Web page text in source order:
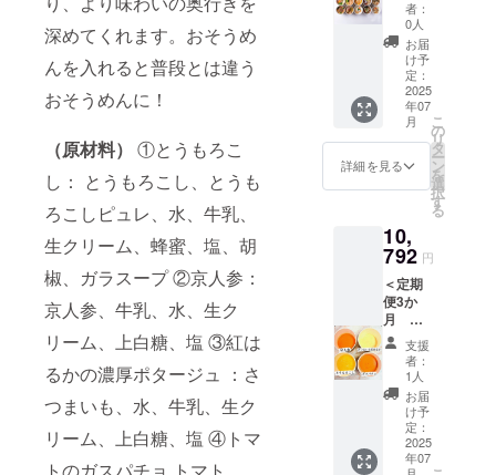
深めてくれます。おそうめ
んを入れると普段とは違う
おそうめんに！
（原材料） ①とうもろこ
し： とうもろこし、とうも
ろこしピュレ、水、牛乳、
生クリーム、蜂蜜、塩、胡
椒、ガラスープ ②京人参：
京人参、牛乳、水、生ク
リーム、上白糖、塩 ③紅は
るかの濃厚ポタージュ ：さ
つまいも、水、牛乳、生ク
リーム、上白糖、塩 ④トマ
のご提
供とな
りま
す。 ※
クラフ
トスー
プA・
B・Cの
各種
スープ
の原材
HPをご
確認く
ださい
（https:
//www.c
hantme
al.co.jp
） ※原
材料及
び添加
物等の
食品表
示はお
届け商
本文を
参考に
して下
さい。
※具材の
種類は
変わる
可能性
ます。
※冷凍
の写真
はCUP
に入っ
ており
ます
が、パ
ウチで
のご提
供とな
りま
す。 ※
クラフ
トスー
プA・
京風牛
すじカ
レー煮
込み／
鶏団子
とニラ
のスタ
ミナな
椒香る
牛とき
の原材
料につ
いては
本文を
参考に
して下
さい。
※具材の
種類は
変わる
可能性
があり
ます。
／鯛の
和風ア
クア
パッツ
ア／魚
介のブ
イヤ
ベース
／8種野
菜のラ
タトュ
トスー
プC＞
10種野
菜と生
姜の彩
り椀／
京風牛
すじカ
レー煮
込み／
鶏団子
とニラ
のスタ
ミナな
りしま
す。 通
常価格
より
10％引
きに
なって
おり、
お得で
す。 ※
いては
本文を
参考に
して下
さい。
※既存の
各種
スープ
の原材
料は、
HPをご
確認く
ださい
（https:
より5％
引きに
なった
お得な
セット
です。
A・B・
Cそれぞ
れをお
送りす
るか、A
お送り
するな
ど、3か
月分お
好きな
セット
を備考
欄に入
力願い
ます。
＜ク
ラフト
スープA
＞ ・10
クラフ
トスー
プ A ・
B・
C（各8
個）＞
以下の
クラフ
トスー
プの
セット
B・C）
2セット
を3か月
に渡っ
てお送
りしま
す。 通
常価格
より
10％引
きに
なった
お得な
セット
者：
0人
お届
け予
定：
2025
年07
月
詳細を見る
こ
の
リ
タ
ー
ン
を
選
択
す
る
10,
792 円
＜定期
便3か
月 冷
製スー
プ4種、
アジア
シリー
ズ4種、
クラフ
トスー
プA・
支援
者：
1人
お届
け予
定：
2025
年07